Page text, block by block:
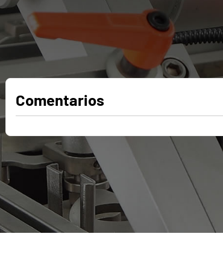
Comentarios